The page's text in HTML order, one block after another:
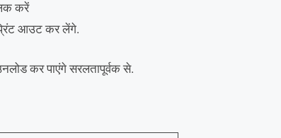
करें
आउट कर लेंगे.
कर पाएंगे सरलतापूर्वक से.